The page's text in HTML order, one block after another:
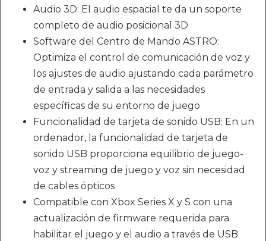
Audio 3D: El audio espacial te da un soporte
completo de audio posicional 3D
Software del Centro de Mando ASTRO:
Optimiza el control de comunicación de voz y
los ajustes de audio ajustando cada parámetro
de entrada y salida a las necesidades
específicas de su entorno de juego
Funcionalidad de tarjeta de sonido USB: En un
ordenador, la funcionalidad de tarjeta de
sonido USB proporciona equilibrio de juego-
voz y streaming de juego y voz sin necesidad
de cables ópticos
Compatible con Xbox Series X y S con una
actualización de firmware requerida para
habilitar el juego y el audio a través de USB